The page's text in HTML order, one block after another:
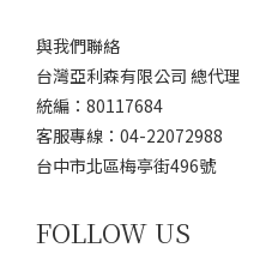
與我們聯絡
台灣亞利森有限公司 總代理
統編：80117684
客服專線：04-22072988
台中市北區梅亭街496號
FOLLOW US